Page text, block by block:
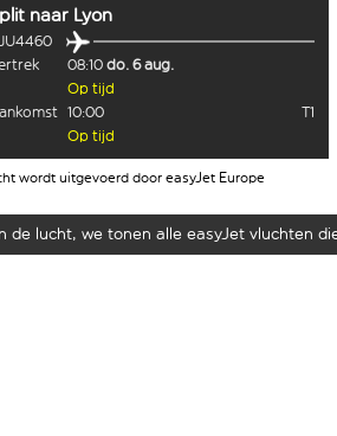
naar Lyon
08:10 do. 6 aug.
Op tijd
10:00
T1
Op tijd
wordt uitgevoerd door easyJet Europe
de lucht, we tonen alle easyJet vluchten